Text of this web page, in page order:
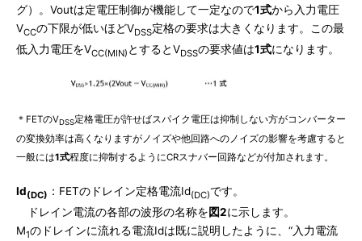
グ）。Voutは定電圧制御が機能して一定なので1式から入力電圧
VCCの下限が低いほどVDSS定格の要求は大きくなります。この最
低入力電圧をVCC(MIN) とするとVDSSの要求値は1式になります。
＊FETのVDSS定格電圧が許せばスパイク電圧は抑制しない方がコンバーター
の変換効率は高くなりますがノイズや他回路へのノイズの影響を考慮すると
一般には1式程度に抑制するようにCRスナバー回路などが付加されます。
Id(DC) ：FETのドレイン定格電流Id(DC)です。
ドレイン電流の各部の波形の名称を図2に示します。
M1のドレインに流れる電流Idは既に説明したように、“入力電流